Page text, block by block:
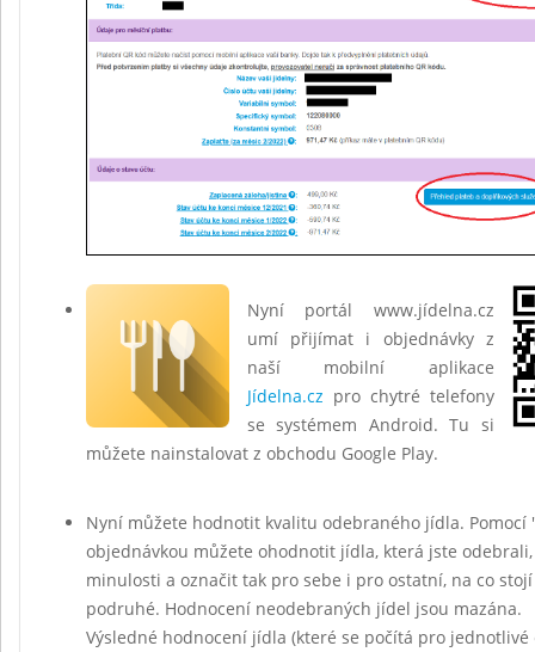
Nyní portál www.jídelna.cz
umí přijímat i objednávky z
naší mobilní aplikace
Jídelna.cz pro chytré telefony
se systémem Android. Tu si
můžete nainstalovat z obchodu Google Play.
Nyní můžete hodnotit kvalitu odebraného jídla. Pomocí
objednávkou můžete ohodnotit jídla, která jste
minulosti a označit tak pro sebe i pro ostatní, na co
podruhé. Hodnocení neodebraných jídel jsou mazána.
Výsledné hodnocení jídla (které se počítá pro jednotlivé